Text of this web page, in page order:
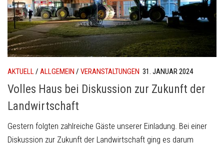
AKTUELL/ ALLGEMEIN / VERANSTALTUNGEN 31. JANUAR 2024
Volles Haus bei Diskussion zur Zukunft der
Landwirtschaft
Gestern folgten zahlreiche Gäste unserer Einladung. Bei einer
Diskussion zur Zukunft der Landwirtschaft ging es darum